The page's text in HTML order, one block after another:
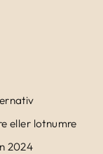
eller lotnumre
2024